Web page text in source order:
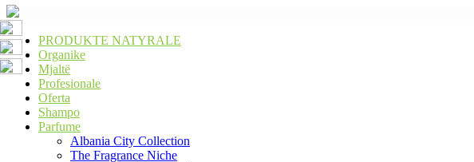
PRODUKTE NATYRALE
Organike
Mjaltë
Profesionale
Oferta
Shampo
Parfume
Albania City Collection
The Fragrance Niche